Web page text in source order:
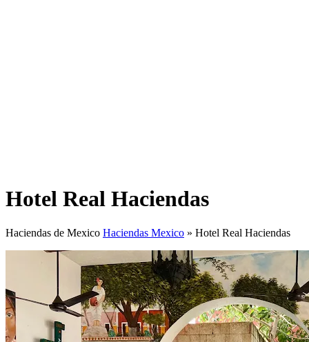
Hotel Real Haciendas
Haciendas de Mexico Haciendas Mexico » Hotel Real Haciendas